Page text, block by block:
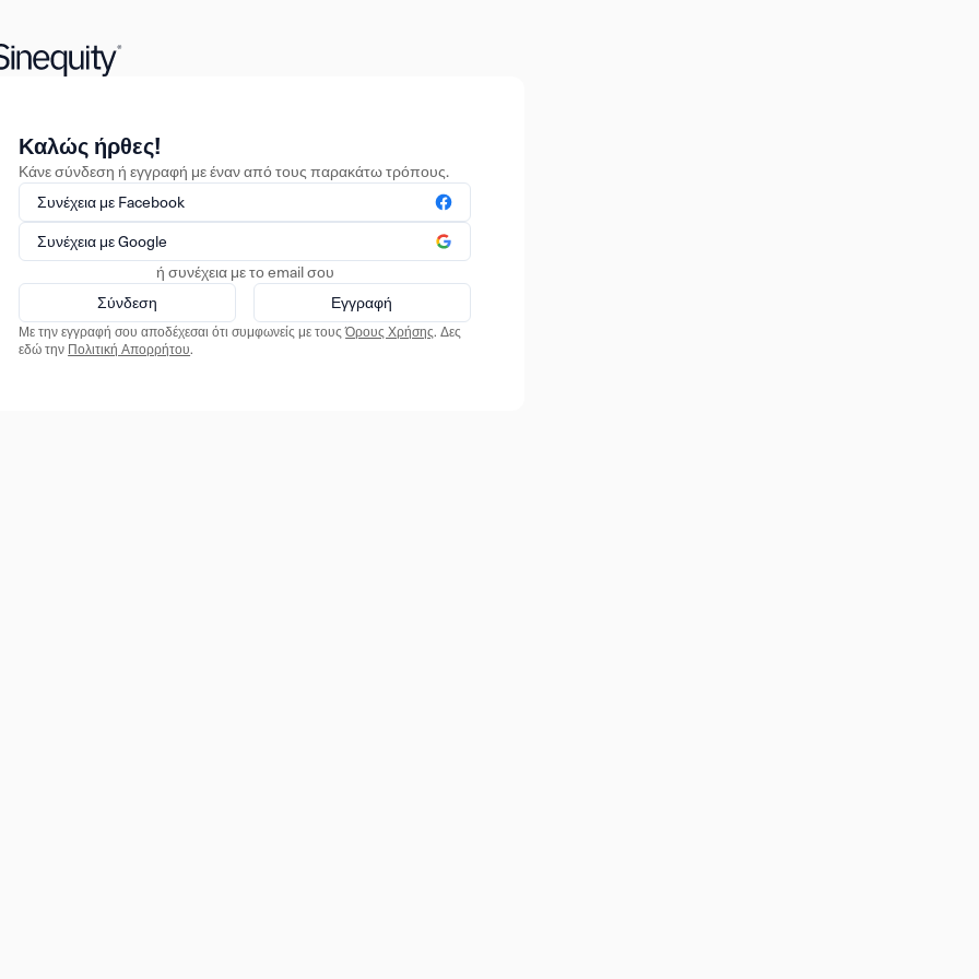
Καλώς ήρθες!
Κάνε σύνδεση ή εγγραφή με έναν από τους παρακάτω τρόπους.
Συνέχεια με Facebook
Συνέχεια με Google
ή συνέχεια με το email σου
Σύνδεση
Εγγραφή
Με την εγγραφή σου αποδέχεσαι ότι συμφωνείς με τουςΌρους Χρήσης. Δες
εδώ την Πολιτική Απορρήτου.